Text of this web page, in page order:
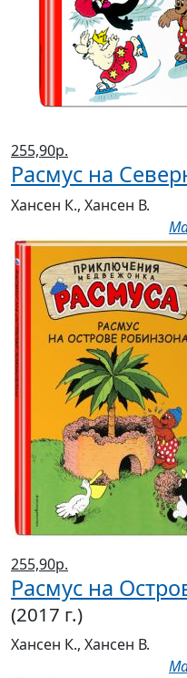
255,90р.
Расмус на
Хансен К., Хансен В.
255,90р.
Расмус на
(2017 г.)
Хансен К., Хансен В.